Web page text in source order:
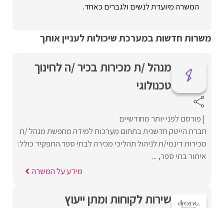
המשרה מיועדת לנשים ולגברים כאחד.
משרות חדשות במערכת שיכולות לעניין אותך
מנהל /ת מכירות בכיר /ה לחינוך
טכנולוגי
פורסם לפני יותר מחודשיים
חברת הייטק חדשנית בתחום מערכות למידה מחפשת מנהל /ת
מכירות דינמי/ת לניהול תהליכי מכירה לבתי ספר.התפקיד כולל:
איתור בתי ספר, ...
מידע על המשרה
שירות לקוחות ומתן ייעוץ